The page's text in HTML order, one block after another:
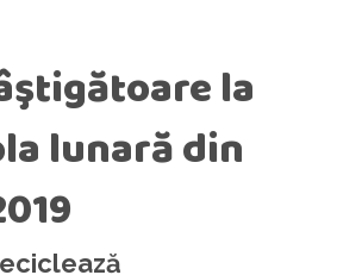
la
lunară din